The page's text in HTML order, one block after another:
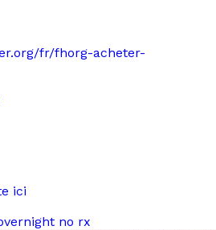
fr/fhorg-acheter-
ici
no rx